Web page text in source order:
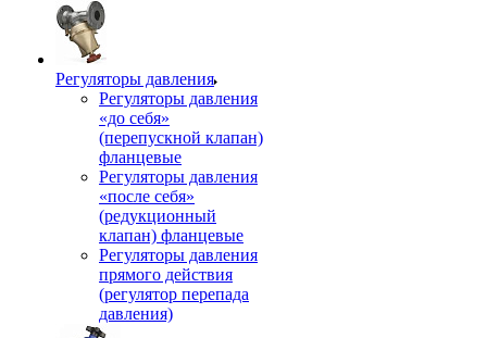
Регуляторы давления
Регуляторы давления
«до себя»
(перепускной клапан)
фланцевые
Регуляторы давления
«после себя»
(редукционный
клапан) фланцевые
Регуляторы давления
прямого действия
(регулятор перепада
давления)